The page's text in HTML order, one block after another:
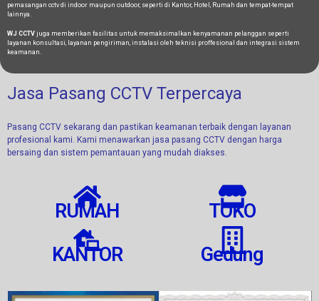
pemasangan cctv di indoor maupun outdoor, seperti di Kantor, Hotel, Rumah dan tempat-tempat
lainnya.
WJ CCTV juga memberikan fasilitas untuk memaksimalkan kenyamanan pelanggan seperti
layanan konsultasi, layanan pengiriman, instalasi oleh teknisi proffesional dan integrasi sistem
keamanan.
Jasa Pasang CCTV Terpercaya
Pasang CCTV sekarang dan pastikan keamanan terbaik dengan layanan
profesional kami. Kami menawarkan jasa pasang CCTV dengan harga
bersaing dan sistem pemantauan yang mudah diakses.
RUMAH
TOKO
KANTOR
Gedung